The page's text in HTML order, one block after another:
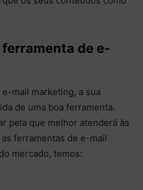
de e-
mail marketing, a sua
de uma boa ferramenta.
pela que melhor atenderá às
ferramentas de e-mail
mercado, temos: